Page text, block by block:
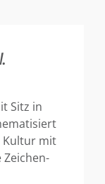
Sitz in
Kultur mit